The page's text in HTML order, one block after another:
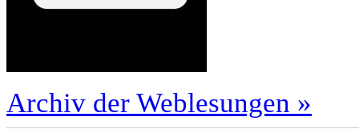
Archiv der Weblesungen »